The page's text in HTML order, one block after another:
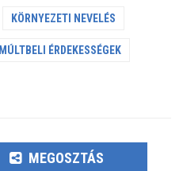
KÖRNYEZETI NEVELÉS
MÚLTBELI ÉRDEKESSÉGEK
MEGOSZTÁS